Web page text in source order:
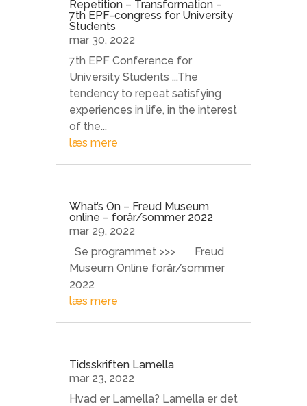
Repetition – Transformation –
7th EPF-congress for University
Students
mar 30, 2022
7th EPF Conference for
University Students ...The
tendency to repeat satisfying
experiences in life, in the interest
of the...
læs mere
What’s On – Freud Museum
online – forår/sommer 2022
mar 29, 2022
Se programmet >>> Freud
Museum Online forår/sommer
2022
læs mere
Tidsskriften Lamella
mar 23, 2022
Hvad er Lamella? Lamella er det